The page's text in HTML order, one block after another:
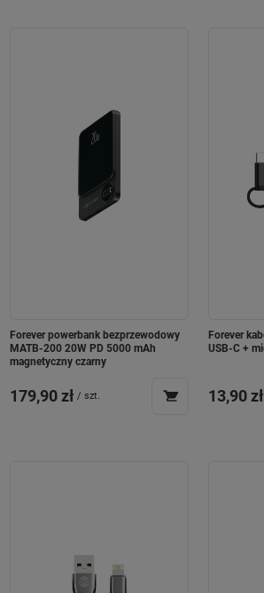
Forever powerbank bezprzewodowy
MATB-200 20W PD 5000 mAh
magnetyczny czarny
179,90 zł / szt.
Forever
USB-C +
13,90 zł